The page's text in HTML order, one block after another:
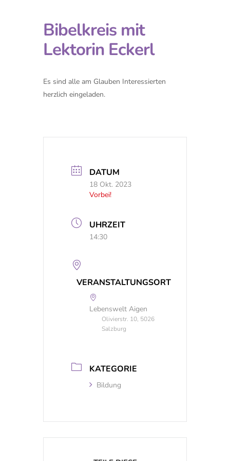
Bibelkreis mit
Lektorin Eckerl
Es sind alle am Glauben Interessierten
herzlich eingeladen.
DATUM
18 Okt. 2023
Vorbei!
UHRZEIT
14:30
VERANSTALTUNGSORT
Lebenswelt Aigen
Olivierstr. 10, 5026
Salzburg
KATEGORIE
Bildung